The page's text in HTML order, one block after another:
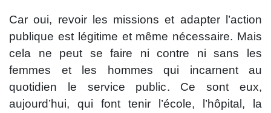
Car oui, revoir les missions et adapter l’action
publique est légitime et même nécessaire. Mais
cela ne peut se faire ni contre ni sans les
femmes et les hommes qui incarnent au
quotidien le service public. Ce sont eux,
aujourd’hui, qui font tenir l’école, l’hôpital, la